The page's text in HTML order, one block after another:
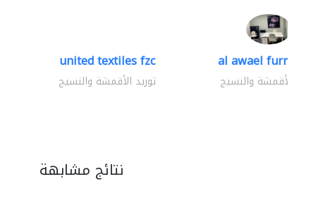
united textiles fzc
توريد الأقمشة والنسيج
al awael
الأقمشة والنسيج
نتائج مشابهة